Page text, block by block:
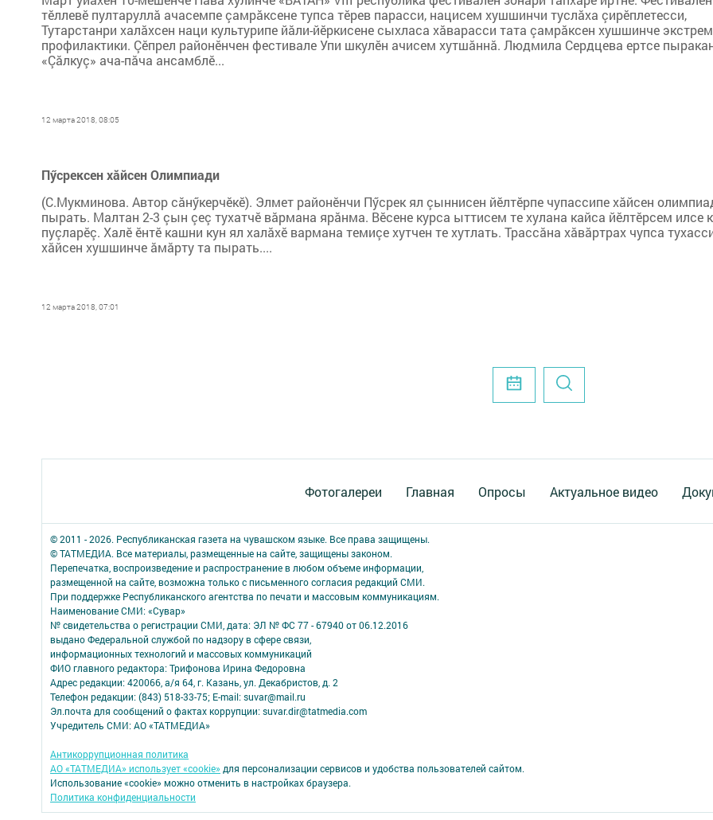
тӗллевӗ пултаруллă ачасемпе çамрăксене тупса тӗрев парасси, нацисем хушшинчи туслăха çирӗплетесси,
Тутарстанри халăхсен наци культурипе йăли-йӗркисене сыхласа хăварасси тата çамрăксен хушшинче
профилактики. Çӗпрел районӗнчен фестивале Упи шкулӗн ачисем хутшăннă. Людмила Сердцева ертсе
«Çăлкуç» ача-пăча ансамблӗ...
12 марта 2018, 08:05
Пӳсрексен хăйсен Олимпиади
(С.Мукминова. Автор сăнӳкерчӗкӗ). Элмет районӗнчи Пӳсрек ял çыннисен йӗлтӗрпе чупассипе хăйсен
пырать. Малтан 2-3 çын çеç тухатчӗ вăрмана ярăнма. Вӗсене курса ыттисем те хулана кайса йӗлтӗрсем илсе
пуçларӗç. Халӗ ӗнтӗ кашни кун ял халăхӗ вармана темиçе хутчен те хутлать. Трассăна хăвăртрах чупса
хăйсен хушшинче ăмăрту та пырать....
12 марта 2018, 07:01
Фотогалереи Главная Опросы Актуальное видео
© 2011 - 2026. Республиканская газета на чувашском языке. Все права защищены.
© ТАТМЕДИА. Все материалы, размещенные на сайте, защищены законом.
Перепечатка, воспроизведение и распространение в любом объеме информации,
размещенной на сайте, возможна только с письменного согласия редакций СМИ.
При поддержке Республиканского агентства по печати и массовым коммуникациям.
Наименование СМИ: «Сувар»
№ свидетельства о регистрации СМИ, дата: ЭЛ № ФС 77 - 67940 от 06.12.2016
выдано Федеральной службой по надзору в сфере связи,
информационных технологий и массовых коммуникаций
ФИО главного редактора: Трифонова Ирина Федоровна
Адрес редакции: 420066, а/я 64, г. Казань, ул. Декабристов, д. 2
Телефон редакции: (843) 518-33-75; E-mail: suvar@mail.ru
Эл.почта для сообщений о фактах коррупции: suvar.dir@tatmedia.com
Учредитель СМИ: АО «ТАТМЕДИА»
Антикоррупционная политика
АО «ТАТМЕДИА» использует «cookie» для персонализации сервисов и удобства пользователей сайтом.
Использование «cookie» можно отменить в настройках браузера.
Политика конфиденциальности